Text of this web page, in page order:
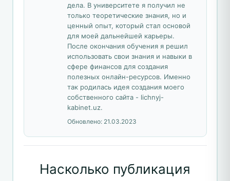
дела. В университете я получил не
только теоретические знания, но и
ценный опыт, который стал основой
для моей дальнейшей карьеры.
После окончания обучения я решил
использовать свои знания и навыки в
сфере финансов для создания
полезных онлайн-ресурсов. Именно
так родилась идея создания моего
собственного сайта - lichnyj-
kabinet.uz.
Обновлено: 21.03.2023
Насколько публикация